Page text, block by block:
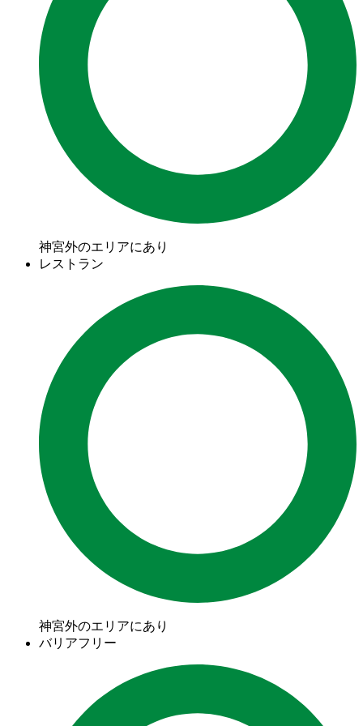
神宮外のエリアにあり
レストラン
神宮外のエリアにあり
バリアフリー